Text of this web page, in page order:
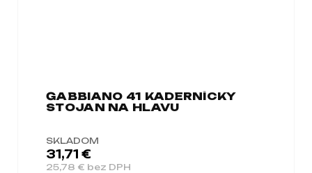
GABBIANO 41 KADERNÍCKY
STOJAN NA HLAVU
SKLADOM
25,78 € bez DPH
31,71 €